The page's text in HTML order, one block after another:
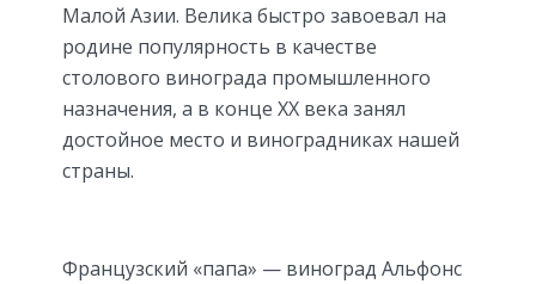
Малой Азии. Велика быстро завоевал на
родине популярность в качестве
столового винограда промышленного
назначения, а в конце ХХ века занял
достойное место и виноградниках нашей
страны.
Французский «папа» — виноград Альфонс